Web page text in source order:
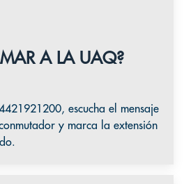
A LA UAQ?
, escucha el mensaje
y marca la extensión